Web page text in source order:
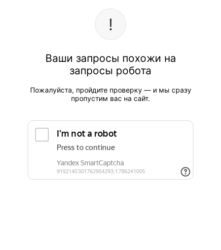
Ваши запросы похожи на
запросы робота
Пожалуйста, пройдите проверку — и мы сразу
пропустим вас на сайт.